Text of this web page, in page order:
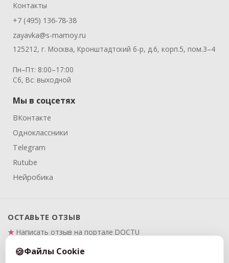
Контакты
+7 (495) 136-78-38
zayavka@s-mamoy.ru
125212, г. Москва, Кронштадтский б-р, д.6, корп.5, пом.3–4
Пн–Пт: 8:00–17:00
Сб, Вс: выходной
Мы в соцсетях
ВКонтакте
Одноклассники
Telegram
Rutube
Нейробика
ОСТАВЬТЕ ОТЗЫВ
Написать отзыв на портале DOCTU
Написать отзыв на Яндекс.Картах
Файлы Cookie